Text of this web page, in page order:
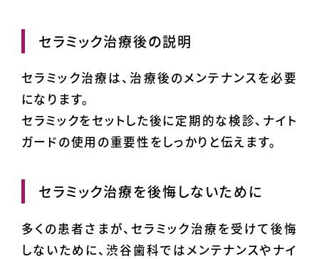
セラミック治療後の説明
セラミック治療は、治療後のメンテナンスを必要
になります。
セラミックをセットした後に定期的な検診、ナイト
ガードの使用の重要性をしっかりと伝えます。
セラミック治療を後悔しないために
多くの患者さまが、セラミック治療を受けて後悔
しないために、渋谷歯科ではメンテナンスやナイ